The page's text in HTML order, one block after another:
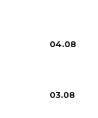
04.08
03.08